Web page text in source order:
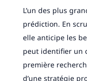
L’un des plus
prédiction. En
elle anticipe les
peut identifier un
première
d’une stratégie